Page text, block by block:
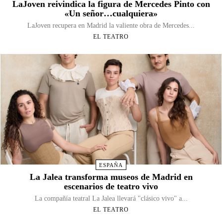
LaJoven reivindica la figura de Mercedes Pinto con
«Un señor…cualquiera»
LaJoven recupera en Madrid la valiente obra de Mercedes...
EL TEATRO
ESPAÑA
La Jalea transforma museos de Madrid en
escenarios de teatro vivo
La compañía teatral La Jalea llevará "clásico vivo" a...
EL TEATRO